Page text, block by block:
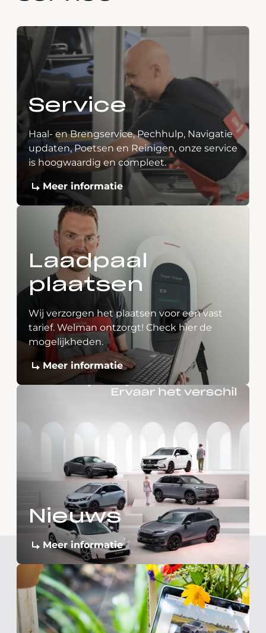
Service
Haal- en Brengservice, Pechhulp, Navigatie
updaten, Poetsen en Reinigen, onze service
is hoogwaardig en compleet.
Meer informatie
Laadpaal
plaatsen
Wij verzorgen het plaatsen voor een vast
tarief. Welman ontzorgt! Check hier de
mogelijkheden.
Meer informatie
Nieuws
Meer informatie